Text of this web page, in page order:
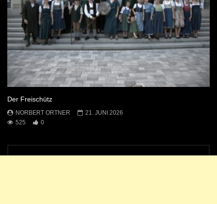
Der Freischütz
NORBERT ORTNER
21. JUNI 2026
525
0